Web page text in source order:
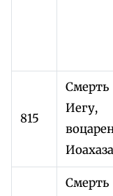
815
Смерть
Иегу,
Иоахаза
Смерть